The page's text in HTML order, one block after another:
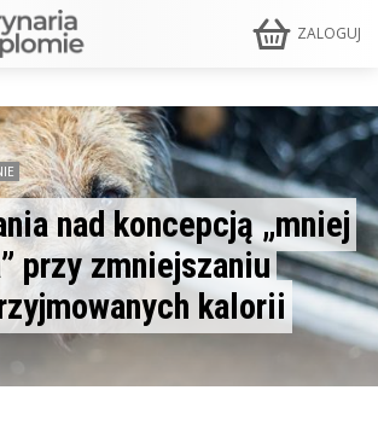
ZALOGUJ
nad koncepcją „mniej
przy zmniejszaniu
kalorii